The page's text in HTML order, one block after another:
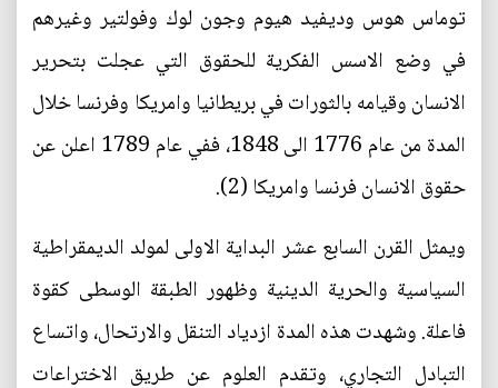
توماس هوس وديفيد هيوم وجون لوك وفولتير وغيرهم
في وضع الاسس الفكرية للحقوق التي عجلت بتحرير
الانسان وقيامه بالثورات في بريطانيا وامريكا وفرنسا خلال
المدة من عام 1776 الى 1848، ففي عام 1789 اعلن عن
حقوق الانسان فرنسا وامريكا (2).
ويمثل القرن السابع عشر البداية الاولى لمولد الديمقراطية
السياسية والحرية الدينية وظهور الطبقة الوسطى كقوة
فاعلة. وشهدت هذه المدة ازدياد التنقل والارتحال، واتساع
التبادل التجاري، وتقدم العلوم عن طريق الاختراعات